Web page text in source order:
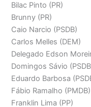
Bilac Pinto (PR)
Brunny (PR)
Caio Narcio (PSDB)
Carlos Melles (DEM)
Delegado Edson
Domingos Sávio
Eduardo Barbosa
Fábio Ramalho (PMDB)
Franklin Lima (PP)